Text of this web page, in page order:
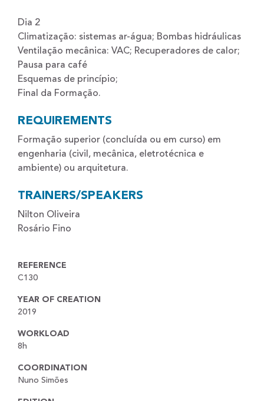
Dia 2
Climatização: sistemas ar-água; Bombas hidráulicas
Ventilação mecânica: VAC; Recuperadores de calor;
Pausa para café
Esquemas de princípio;
Final da Formação.
REQUIREMENTS
Formação superior (concluída ou em curso) em
engenharia (civil, mecânica, eletrotécnica e
ambiente) ou arquitetura.
TRAINERS/SPEAKERS
Nilton Oliveira
Rosário Fino
REFERENCE
C130
YEAR OF CREATION
2019
WORKLOAD
8h
COORDINATION
Nuno Simões